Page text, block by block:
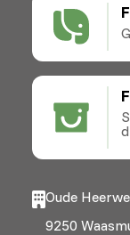
Oude
9250